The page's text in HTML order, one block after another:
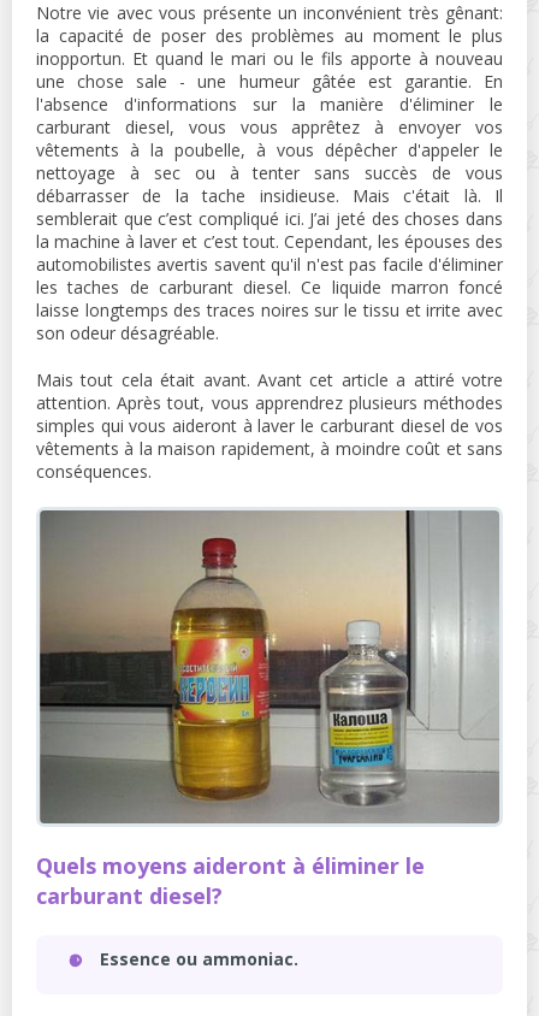
Notre vie avec vous présente un inconvénient très gênant:
la capacité de poser des problèmes au moment le plus
inopportun. Et quand le mari ou le fils apporte à nouveau
une chose sale - une humeur gâtée est garantie. En
l'absence d'informations sur la manière d'éliminer le
carburant diesel, vous vous apprêtez à envoyer vos
vêtements à la poubelle, à vous dépêcher d'appeler le
nettoyage à sec ou à tenter sans succès de vous
débarrasser de la tache insidieuse. Mais c'était là. Il
semblerait que c’est compliqué ici. J’ai jeté des choses dans
la machine à laver et c’est tout. Cependant, les épouses des
automobilistes avertis savent qu'il n'est pas facile d'éliminer
les taches de carburant diesel. Ce liquide marron foncé
laisse longtemps des traces noires sur le tissu et irrite avec
son odeur désagréable.
Mais tout cela était avant. Avant cet article a attiré votre
attention. Après tout, vous apprendrez plusieurs méthodes
simples qui vous aideront à laver le carburant diesel de vos
vêtements à la maison rapidement, à moindre coût et sans
conséquences.
Quels moyens aideront à éliminer le
carburant diesel?
Essence ou ammoniac.